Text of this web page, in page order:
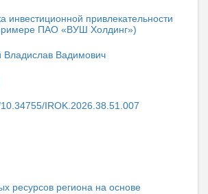
инвестиционной привлекательности
ПАО «ВУШ Холдинг»)
Владислав Вадимович
IROK.2026.38.51.007
ресурсов региона на основе